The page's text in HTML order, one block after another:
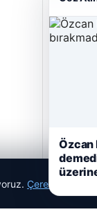
06/08/
05/08/
2
Çerez
Özcan